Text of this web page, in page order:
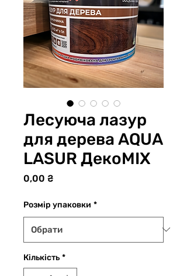
Лесуюча лазур
для дерева AQUA
LASUR ДекоМІХ
0,00 ₴Ціна
Розмір упаковки *
Кількість *